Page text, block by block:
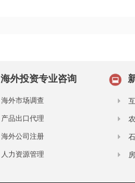
海外投资专业咨询
海外市场调查
产品出口代理
海外公司注册
人力资源管理